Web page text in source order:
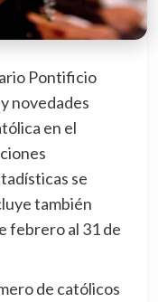
Pontificio
novedades
en el
se
también
febrero al 31 de
de católicos